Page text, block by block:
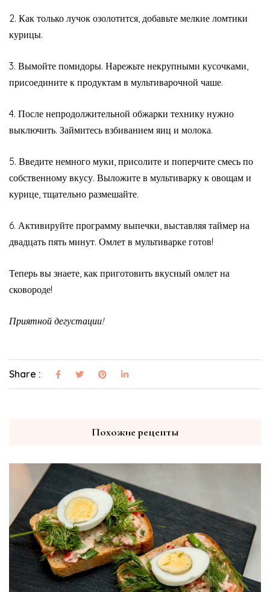
2. Как только лучок озолотится, добавьте мелкие ломтики
курицы.
3. Вымойте помидоры. Нарежьте некрупными кусочками,
присоедините к продуктам в мультиварочной чаше.
4. После непродолжительной обжарки технику нужно
выключить. Займитесь взбиванием яиц и молока.
5. Введите немного муки, присолите и поперчите смесь по
собственному вкусу. Выложите в мультиварку к овощам и
курице, тщательно размешайте.
6. Активируйте программу выпечки, выставляя таймер на
двадцать пять минут. Омлет в мультиварке готов!
Теперь вы знаете, как приготовить вкусный омлет на
сковороде!
Приятной дегустации!
Share :
Похожие рецепты